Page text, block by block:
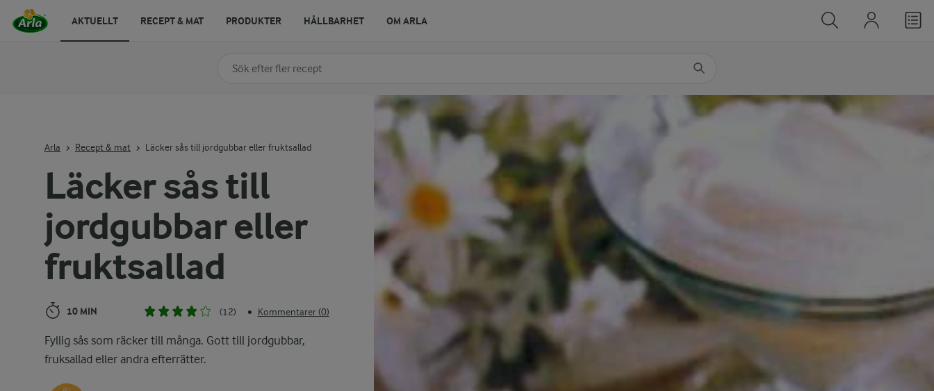
Läcker sås till
jordgubbar eller
fruktsallad
10 MIN (12) • Kommentarer (0)
Fyllig sås som räcker till många. Gott till jordgubbar,
fruksallad eller andra efterrätter.
Arla Recept & mat Läcker sås till jordgubbar eller fruktsallad
Sök på kategori eller ingrediens
AKTUELLT RECEPT & MAT PRODUKTER HÅLLBARHET OM ARLA